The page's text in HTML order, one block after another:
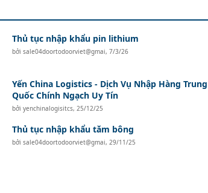
Thủ tục nhập khẩu pin lithium
bởi sale04doortodoorviet@gmai, 7/3/26
Yến China Logistics - Dịch Vụ Nhập Hàng Trung
Quốc Chính Ngạch Uy Tín
bởi yenchinalogisitcs, 25/12/25
Thủ tục nhập khẩu tăm bông
bởi sale04doortodoorviet@gmai, 29/11/25